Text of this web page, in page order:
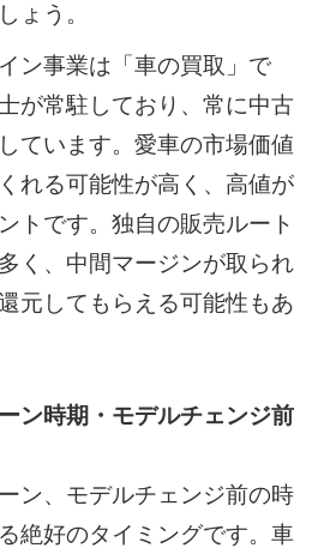
ょう。
ン事業は「車の買取」で
が常駐しており、常に中古
ています。愛車の市場価値
れる可能性が高く、高値が
トです。独自の販売ルート
く、中間マージンが取られ
元してもらえる可能性もあ
ン時期・モデルチェンジ前
ン、モデルチェンジ前の時
絶好のタイミングです。車